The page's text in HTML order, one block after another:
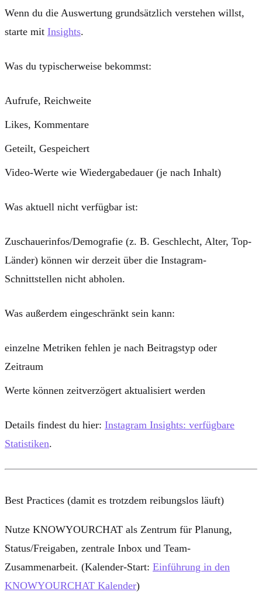
Wenn du die Auswertung grundsätzlich verstehen willst,
starte mit Insights.
Was du typischerweise bekommst:
Aufrufe, Reichweite
Likes, Kommentare
Geteilt, Gespeichert
Video-Werte wie Wiedergabedauer (je nach Inhalt)
Was aktuell nicht verfügbar ist:
Zuschauerinfos/Demografie (z. B. Geschlecht, Alter, Top-
Länder) können wir derzeit über die Instagram-
Schnittstellen nicht abholen.
Was außerdem eingeschränkt sein kann:
einzelne Metriken fehlen je nach Beitragstyp oder
Zeitraum
Werte können zeitverzögert aktualisiert werden
Details findest du hier: Instagram Insights: verfügbare
Statistiken.
Best Practices (damit es trotzdem reibungslos läuft)
Nutze KNOWYOURCHAT als Zentrum für Planung,
Status/Freigaben, zentrale Inbox und Team-
Zusammenarbeit. (Kalender-Start: Einführung in den
KNOWYOURCHAT Kalender)